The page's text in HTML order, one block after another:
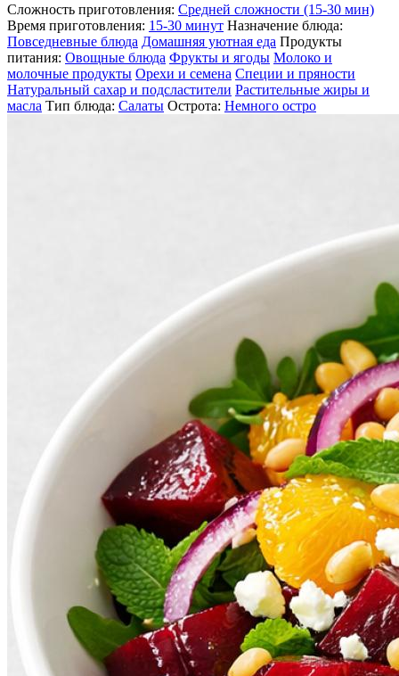
Сложность приготовления: Средней сложности (15-30 мин)
Время приготовления: 15-30 минут Назначение блюда:
Повседневные блюда Домашняя уютная еда Продукты
питания: Овощные блюда Фрукты и ягоды Молоко и
молочные продукты Орехи и семена Специи и пряности
Натуральный сахар и подсластители Растительные жиры и
масла Тип блюда: Салаты Острота: Немного остро